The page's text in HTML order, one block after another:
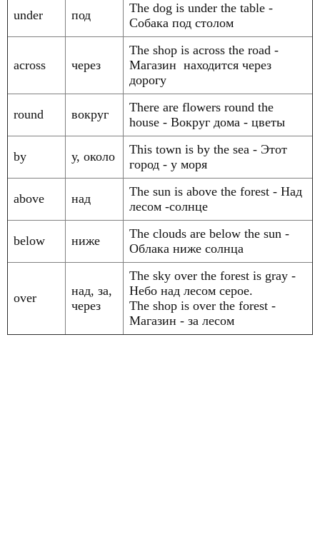
under под
The dog is under the table -
Собака под столом
across через
The shop is across the road -
Магазин находится через
дорогу
round вокруг
There are flowers round the
house - Вокруг дома - цветы
by у, около
This town is by the sea - Этот
город - у моря
above над
The sun is above the forest - Над
лесом -солнце
below ниже
The clouds are below the sun -
Облака ниже солнца
over
над, за,
через
The sky over the forest is gray -
Небо над лесом серое.
The shop is over the forest -
Магазин - за лесом